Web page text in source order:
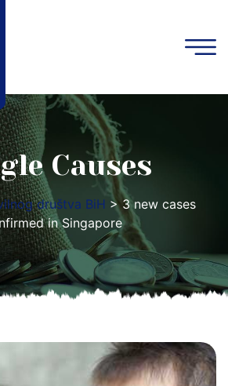
Causes
društva BiH > 3 new cases
in Singapore